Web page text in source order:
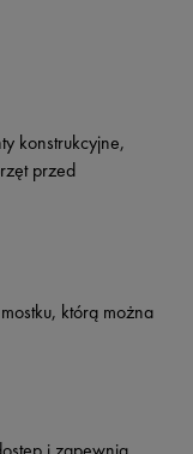
konstrukcyjne,
przed
którą można